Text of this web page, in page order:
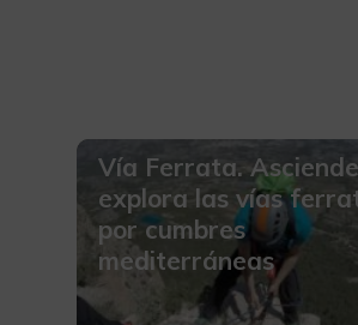
Vía Ferrata.
explora las vías
por cumbres
mediterráneas